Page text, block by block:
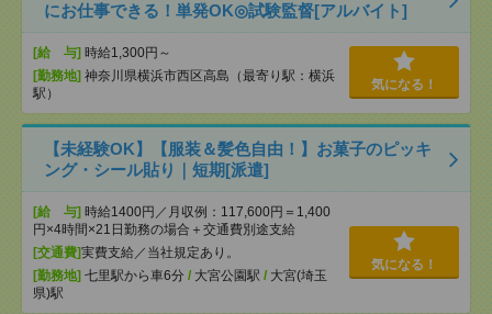
にお仕事できる！単発OK◎試験監督[アルバイト]
[給 与] 時給1,300円～
[勤務地] 神奈川県横浜市西区高島（最寄り駅：横浜
駅）
気になる！
【未経験OK】【服装＆髪色自由！】お菓子のピッキ
ング・シール貼り｜短期[派遣]
[給 与] 時給1400円／月収例：117,600円＝1,400
円×4時間×21日勤務の場合＋交通費別途支給
[交通費]実費支給／当社規定あり。
[勤務地] 七里駅から車6分 / 大宮公園駅 / 大宮(埼玉
県)駅
気になる！